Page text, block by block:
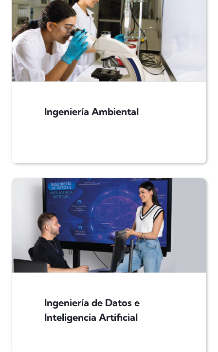
Ingeniería Ambiental
Ingeniería de Datos e
Inteligencia Artificial